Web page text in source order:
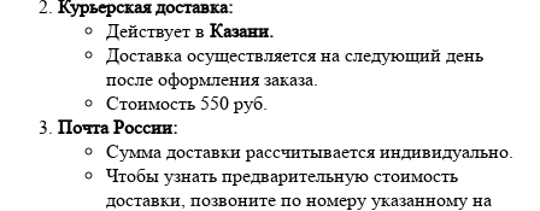
Курьерская доставка:
Действует в Казани.
Доставка осуществляется на следующий день
после оформления заказа.
Стоимость 550 руб.
Почта России:
Сумма доставки рассчитывается индивидуально.
Чтобы узнать предварительную стоимость
доставки, позвоните по номеру указанному на